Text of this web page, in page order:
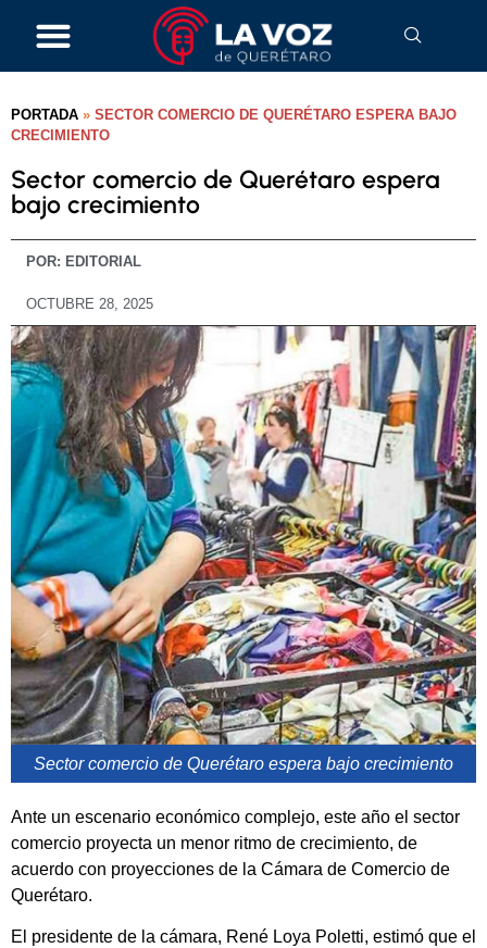
PORTADA » SECTOR COMERCIO DE QUERÉTARO ESPERA BAJO
CRECIMIENTO
Sector comercio de Querétaro espera
bajo crecimiento
POR: EDITORIAL
OCTUBRE 28, 2025
Sector comercio de Querétaro espera bajo crecimiento
Ante un escenario económico complejo, este año el sector
comercio proyecta un menor ritmo de crecimiento, de
acuerdo con proyecciones de la Cámara de Comercio de
Querétaro.
El presidente de la cámara, René Loya Poletti, estimó que el